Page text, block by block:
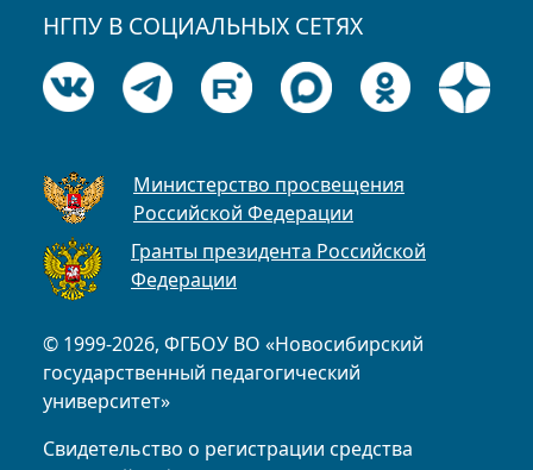
© 1999-2026, ФГБОУ ВО «Новосибирский
государственный педагогический
университет»
Свидетельство о регистрации средства
НГПУ В СОЦИАЛЬНЫХ СЕТЯХ
Министерство просвещения
Российской Федерации
Гранты президента Российской
Федерации